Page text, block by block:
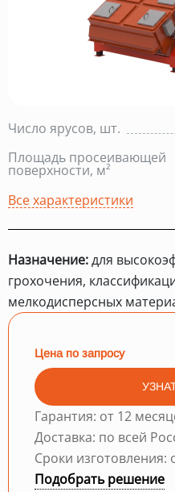
Число ярусов, шт.
Площадь просеивающей
поверхности, м²
Все характеристики
Назначение:для
грохочения,
мелкодисперсных
Цена по запросу
Гарантия: от 12
Доставка: по всей
Сроки изготовления:
Подобрать решение